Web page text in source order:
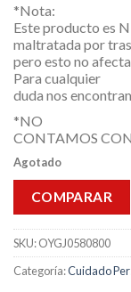
*Nota:
Este producto es
maltratada por
pero esto no
Para cualquier
duda nos
*NO
CONTAMOS
Agotado
COMPARAR
SKU:OYGJ0580800
Categoría:Cuidado